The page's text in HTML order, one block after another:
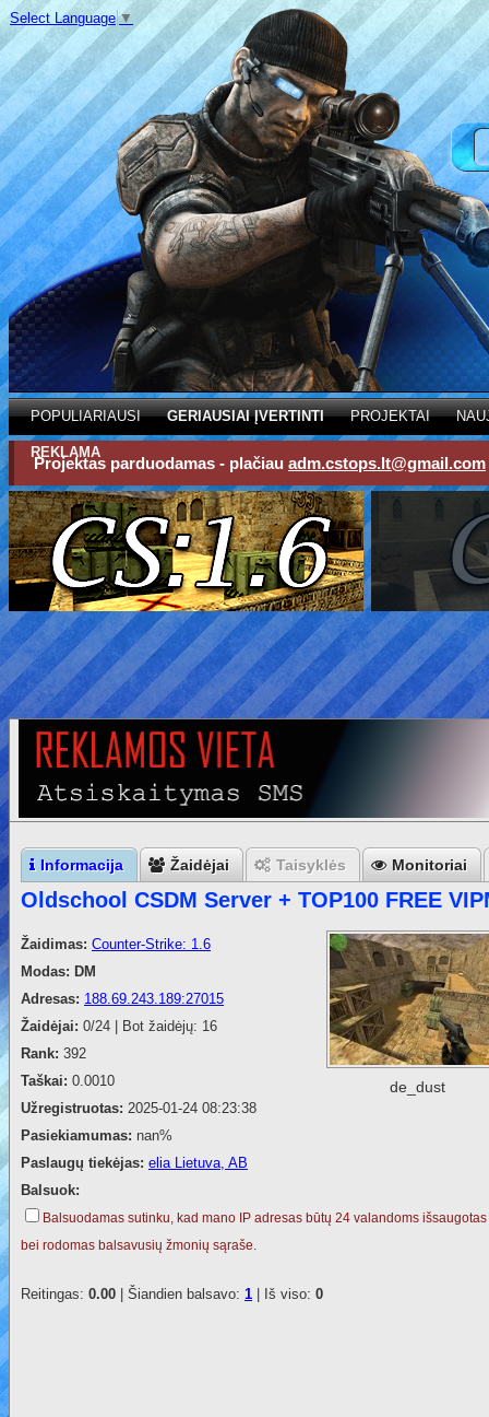
Select Language ▼
POPULIARIAUSI GERIAUSIAI ĮVERTINTI PROJEKTAI
REKLAMA
Projektas parduodamas - plačiau adm.cstops.lt@gmail.com
Informacija Žaidėjai Taisyklės Monitoriai
Oldschool CSDM Server + TOP100 FREE
Žaidimas: Counter-Strike: 1.6
Modas: DM
Adresas: 188.69.243.189:27015
Žaidėjai: 0/24 | Bot žaidėjų: 16
Rank: 392
Taškai: 0.0010
Užregistruotas: 2025-01-24 08:23:38
Pasiekiamumas: nan%
Paslaugų tiekėjas: elia Lietuva, AB
Balsuok:
Balsuodamas sutinku, kad mano IP adresas būtų 24 valandoms išsaugotas
bei rodomas balsavusių žmonių sąraše.
Reitingas: 0.00 | Šiandien balsavo: 1 | Iš viso: 0
de_dust